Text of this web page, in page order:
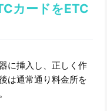
カードをETC
に挿入し、正しく作
は通常通り料金所を